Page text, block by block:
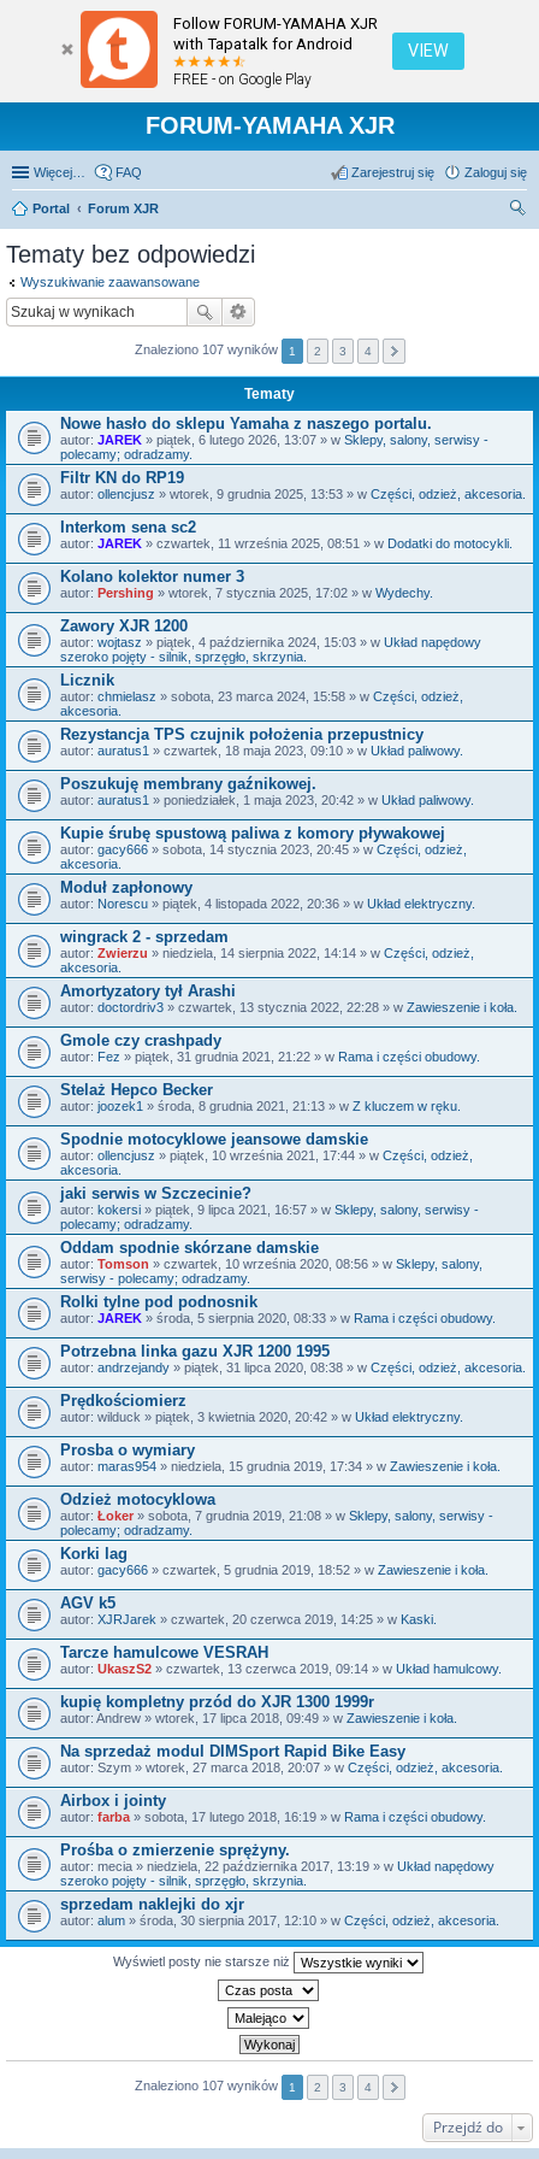
Follow FORUM-YAMAHA XJR
with Tapatalk for Android
FREE - on Google Play
VIEW
FORUM-YAMAHA XJR
Więcej… FAQ Zaloguj się
Zarejestruj się
Portal
Forum XJR
Tematy bez odpowiedzi
Wyszukiwanie zaawansowane
Znaleziono 107 wyników 1 2 3 4
Tematy
Nowe hasło do sklepu Yamaha z naszego portalu.
autor: JAREK » piątek, 6 lutego 2026, 13:07 » w Sklepy, salony, serwisy -
polecamy; odradzamy.
Filtr KN do RP19
autor: ollencjusz » wtorek, 9 grudnia 2025, 13:53 » w Części, odzież, akcesoria.
Interkom sena sc2
autor: JAREK » czwartek, 11 września 2025, 08:51 » w Dodatki do motocykli.
Kolano kolektor numer 3
autor: Pershing » wtorek, 7 stycznia 2025, 17:02 » w Wydechy.
Zawory XJR 1200
autor: wojtasz » piątek, 4 października 2024, 15:03 » w Układ napędowy
szeroko pojęty - silnik, sprzęgło, skrzynia.
Licznik
autor: chmielasz » sobota, 23 marca 2024, 15:58 » w Części, odzież,
akcesoria.
Rezystancja TPS czujnik położenia przepustnicy
autor: auratus1 » czwartek, 18 maja 2023, 09:10 » w Układ paliwowy.
Poszukuję membrany gaźnikowej.
autor: auratus1 » poniedziałek, 1 maja 2023, 20:42 » w Układ paliwowy.
Kupie śrubę spustową paliwa z komory pływakowej
autor: gacy666 » sobota, 14 stycznia 2023, 20:45 » w Części, odzież,
akcesoria.
Moduł zapłonowy
autor: Norescu » piątek, 4 listopada 2022, 20:36 » w Układ elektryczny.
wingrack 2 - sprzedam
autor: Zwierzu » niedziela, 14 sierpnia 2022, 14:14 » w Części, odzież,
akcesoria.
Amortyzatory tył Arashi
autor: doctordriv3 » czwartek, 13 stycznia 2022, 22:28 » w Zawieszenie i koła.
Gmole czy crashpady
autor: Fez » piątek, 31 grudnia 2021, 21:22 » w Rama i części obudowy.
Stelaż Hepco Becker
autor: joozek1 » środa, 8 grudnia 2021, 21:13 » w Z kluczem w ręku.
Spodnie motocyklowe jeansowe damskie
autor: ollencjusz » piątek, 10 września 2021, 17:44 » w Części, odzież,
akcesoria.
jaki serwis w Szczecinie?
autor: kokersi » piątek, 9 lipca 2021, 16:57 » w Sklepy, salony, serwisy -
polecamy; odradzamy.
Oddam spodnie skórzane damskie
autor: Tomson » czwartek, 10 września 2020, 08:56 » w Sklepy, salony,
serwisy - polecamy; odradzamy.
Rolki tylne pod podnosnik
autor: JAREK » środa, 5 sierpnia 2020, 08:33 » w Rama i części obudowy.
Potrzebna linka gazu XJR 1200 1995
autor: andrzejandy » piątek, 31 lipca 2020, 08:38 » w Części, odzież, akcesoria.
Prędkościomierz
autor: wilduck » piątek, 3 kwietnia 2020, 20:42 » w Układ elektryczny.
Prosba o wymiary
autor: maras954 » niedziela, 15 grudnia 2019, 17:34 » w Zawieszenie i koła.
Odzież motocyklowa
autor: Łoker » sobota, 7 grudnia 2019, 21:08 » w Sklepy, salony, serwisy -
polecamy; odradzamy.
Korki lag
autor: gacy666 » czwartek, 5 grudnia 2019, 18:52 » w Zawieszenie i koła.
AGV k5
autor: XJRJarek » czwartek, 20 czerwca 2019, 14:25 » w Kaski.
Tarcze hamulcowe VESRAH
autor: UkaszS2 » czwartek, 13 czerwca 2019, 09:14 » w Układ hamulcowy.
kupię kompletny przód do XJR 1300 1999r
autor: Andrew » wtorek, 17 lipca 2018, 09:49 » w Zawieszenie i koła.
Na sprzedaż modul DIMSport Rapid Bike Easy
autor: Szym » wtorek, 27 marca 2018, 20:07 » w Części, odzież, akcesoria.
Airbox i jointy
autor: farba » sobota, 17 lutego 2018, 16:19 » w Rama i części obudowy.
Prośba o zmierzenie sprężyny.
autor: mecia » niedziela, 22 października 2017, 13:19 » w Układ napędowy
szeroko pojęty - silnik, sprzęgło, skrzynia.
sprzedam naklejki do xjr
autor: alum » środa, 30 sierpnia 2017, 12:10 » w Części, odzież, akcesoria.
Wyświetl posty nie starsze niż
Znaleziono 107 wyników 1 2 3 4
Przejdź do